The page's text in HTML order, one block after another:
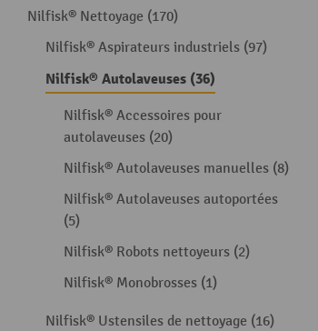
Nilfisk® Nettoyage (170)
Nilfisk® Aspirateurs industriels (97)
Nilfisk® Autolaveuses (36)
Nilfisk® Accessoires pour
autolaveuses (20)
Nilfisk® Autolaveuses manuelles (8)
Nilfisk® Autolaveuses autoportées
(5)
Nilfisk® Robots nettoyeurs (2)
Nilfisk® Monobrosses (1)
Nilfisk® Ustensiles de nettoyage (16)